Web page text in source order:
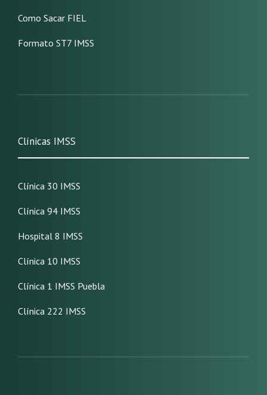
Como Sacar FIEL
Formato ST7 IMSS
Clínicas IMSS
Clínica 30 IMSS
Clínica 94 IMSS
Hospital 8 IMSS
Clínica 10 IMSS
Clínica 1 IMSS Puebla
Clínica 222 IMSS